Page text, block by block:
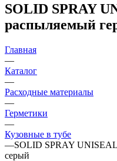
SOLID SPRAY
распыляемый
Главная
—
Каталог
—
Расходные материалы
—
Герметики
—
Кузовные в тубе
—SOLID SPRAY
серый